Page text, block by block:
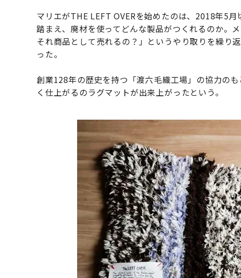
マリエがTHE LEFT OVERを始めたのは、2018年5
踏まえ、廃材を使ってどんな製品がつくれるのか。
それ商品として売れるの？」というやり取りを繰り
った。
創業128年の歴史を持つ「渡六毛織工場」の協力の
く仕上がるのラグマットが出来上がったという。